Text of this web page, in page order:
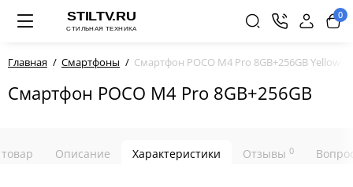
0
Главная Смартфоны Смартфон POCO M4 Pro 8GB+256GB Yellow
Смартфон POCO M4 Pro 8GB+256GB
Описание Характеристики Отзывы 0